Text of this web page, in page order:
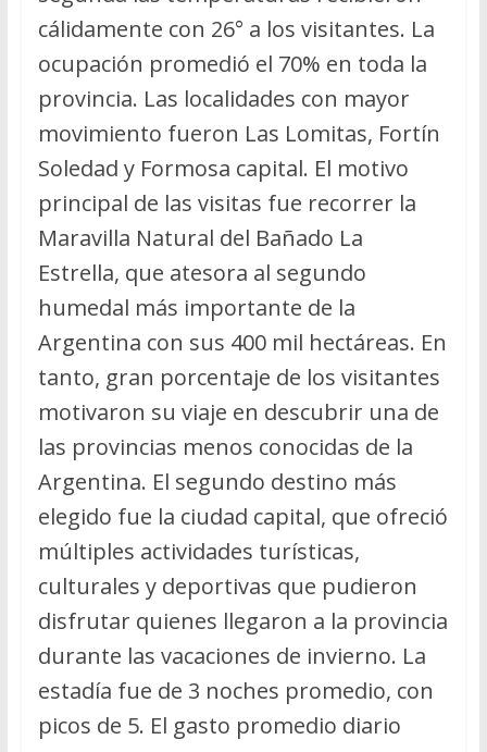
cálidamente con 26° a los visitantes. La
ocupación promedió el 70% en toda la
provincia. Las localidades con mayor
movimiento fueron Las Lomitas, Fortín
Soledad y Formosa capital. El motivo
principal de las visitas fue recorrer la
Maravilla Natural del Bañado La
Estrella, que atesora al segundo
humedal más importante de la
Argentina con sus 400 mil hectáreas. En
tanto, gran porcentaje de los visitantes
motivaron su viaje en descubrir una de
las provincias menos conocidas de la
Argentina. El segundo destino más
elegido fue la ciudad capital, que ofreció
múltiples actividades turísticas,
culturales y deportivas que pudieron
disfrutar quienes llegaron a la provincia
durante las vacaciones de invierno. La
estadía fue de 3 noches promedio, con
picos de 5. El gasto promedio diario